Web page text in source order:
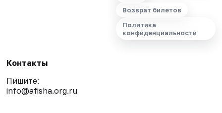
Возврат билетов
Политика
конфиденциальности
Контакты
Пишите:
info@afisha.org.ru